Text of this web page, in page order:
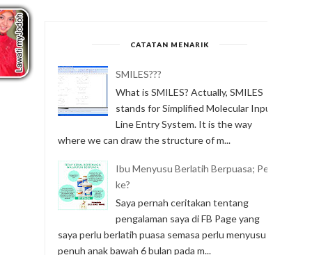
CATATAN MENARIK
SMILES???
What is SMILES? Actually, SMILES
stands for Simplified Molecular Input
Line Entry System. It is the way
where we can draw the structure of m...
Ibu Menyusu Berlatih Berpuasa; Perlu
ke?
Saya pernah ceritakan tentang
pengalaman saya di FB Page yang
saya perlu berlatih puasa semasa perlu menyusu
penuh anak bawah 6 bulan pada m...